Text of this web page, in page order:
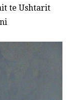
te Ushtarit